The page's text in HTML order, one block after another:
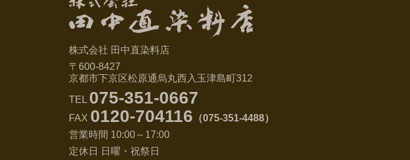
株式会社 田中直染料店
〒600-8427
京都市下京区松原通烏丸西入玉津島町312
TEL 075-351-0667
FAX 0120-704116 （075-351-4488）
営業時間 10:00～17:00
定休日 日曜・祝祭日